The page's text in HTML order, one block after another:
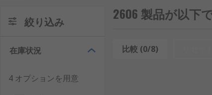
ケーブルグランドの仕組み
ケーブルグランドは、ケーブルを挿入して固定ナッ
ィによって、耐久性と密閉性を確保します。
主な機能は、ケーブルの固定、防水・防塵性の確保
絞り込み
在庫状況
4 オプションを用意
2606 製品が以下
比較 (0/8)